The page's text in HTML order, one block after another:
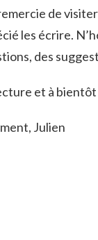
de
les écrire.
des
et à bientôt
Julien